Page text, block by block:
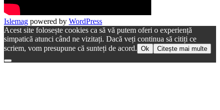
Islemag powered by WordPress
Acest site folosește cookies ca să vă putem oferi o experiență
simpatică atunci când ne vizitați. Dacă veți continua să citiți ce
scriem, vom presupune că sunteți de acord. Ok Citește mai multe